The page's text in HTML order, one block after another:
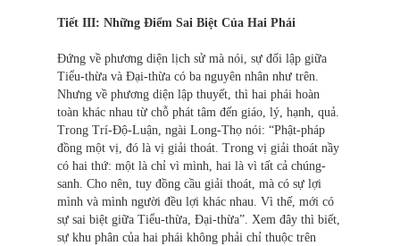
Tiết III: Những Điểm Sai Biệt Của Hai Phái
Đứng về phương diện lịch sử mà nói, sự đối lập giữa
Tiểu-thừa và Đại-thừa có ba nguyên nhân như trên.
Nhưng về phương diện lập thuyết, thì hai phái hoàn
toàn khác nhau từ chỗ phát tâm đến giáo, lý, hạnh, quả.
Trong Trí-Độ-Luận, ngài Long-Thọ nói: “Phật-pháp
đồng một vị, đó là vị giải thoát. Trong vị giải thoát nầy
có hai thứ: một là chỉ vì mình, hai là vì tất cả chúng-
sanh. Cho nên, tuy đồng cầu giải thoát, mà có sự lợi
mình và mình người đều lợi khác nhau. Vì thế, mới có
sự sai biệt giữa Tiểu-thừa, Đại-thừa”. Xem đây thì biết,
sự khu phân của hai phái không phải chỉ thuộc trên